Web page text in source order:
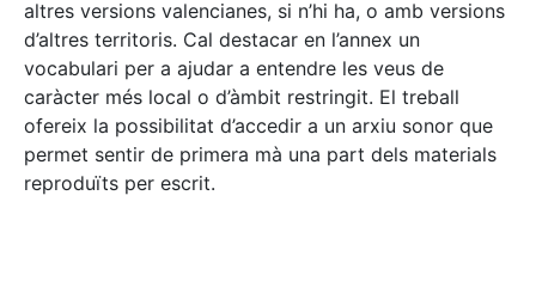
altres versions valencianes, si n’hi ha, o amb versions
d’altres territoris. Cal destacar en l’annex un
vocabulari per a ajudar a entendre les veus de
caràcter més local o d’àmbit restringit. El treball
ofereix la possibilitat d’accedir a un arxiu sonor que
permet sentir de primera mà una part dels materials
reproduïts per escrit.